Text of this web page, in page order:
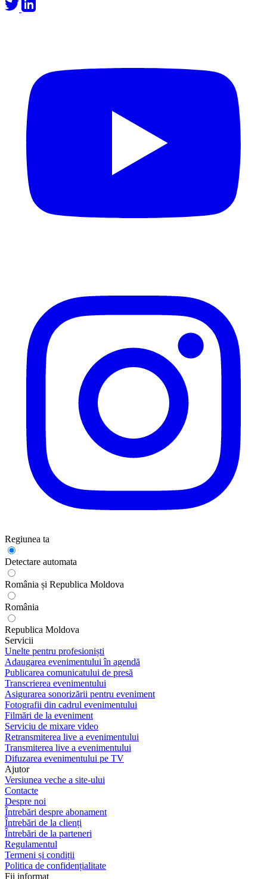
Regiunea ta
Detectare automata
România și Republica Moldova
România
Republica Moldova
Servicii
Unelte pentru profesioniști
Adaugarea evenimentului în agendă
Publicarea comunicatului de presă
Transcrierea evenimentului
Asigurarea sonorizării pentru eveniment
Fotografii din cadrul evenimentului
Filmări de la eveniment
Serviciu de mixare video
Retransmiterea live a evenimentului
Transmiterea live a evenimentului
Difuzarea evenimentului pe TV
Ajutor
Versiunea veche a site-ului
Contacte
Despre noi
Întrebări despre abonament
Întrebări de la clienți
Întrebări de la parteneri
Regulamentul
Termeni și condiții
Politica de confidențialitate
Fii informat